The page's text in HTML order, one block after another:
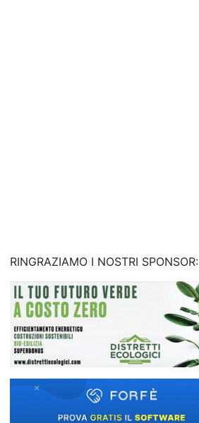
RINGRAZIAMO I NOSTRI SPONSOR: